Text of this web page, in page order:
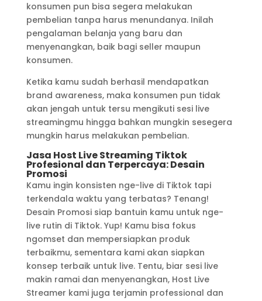
konsumen pun bisa segera melakukan
pembelian tanpa harus menundanya. Inilah
pengalaman belanja yang baru dan
menyenangkan, baik bagi seller maupun
konsumen.
Ketika kamu sudah berhasil mendapatkan
brand awareness, maka konsumen pun tidak
akan jengah untuk tersu mengikuti sesi live
streamingmu hingga bahkan mungkin sesegera
mungkin harus melakukan pembelian.
Jasa Host Live Streaming Tiktok
Profesional dan Terpercaya: Desain
Promosi
Kamu ingin konsisten nge-live di Tiktok tapi
terkendala waktu yang terbatas? Tenang!
Desain Promosi siap bantuin kamu untuk nge-
live rutin di Tiktok. Yup! Kamu bisa fokus
ngomset dan mempersiapkan produk
terbaikmu, sementara kami akan siapkan
konsep terbaik untuk live. Tentu, biar sesi live
makin ramai dan menyenangkan, Host Live
Streamer kami juga terjamin professional dan